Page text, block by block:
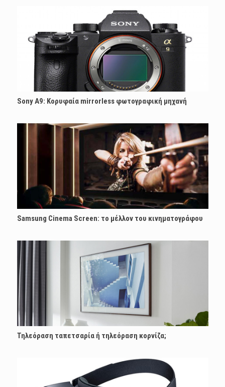
Sony A9: Koρυφαία mirrorless φωτογραφική μηχανή
Samsung Cinema Screen: το μέλλον του κινηματογράφου
Τηλεόραση ταπετσαρία ή τηλεόραση κορνίζα;